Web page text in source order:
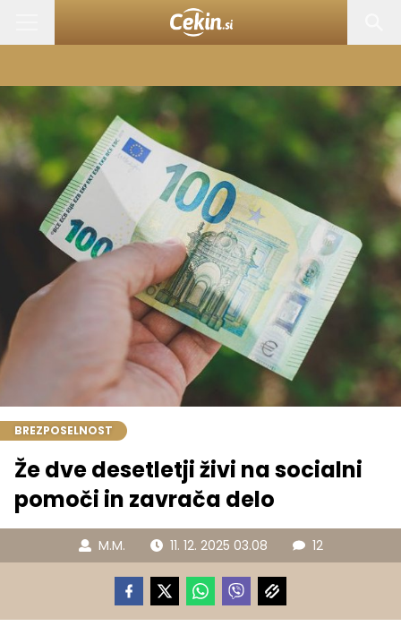
BREZPOSELNOST
Že dve desetletji živi na socialni
pomoči in zavrača delo
M.M. 11. 12. 2025 03.08 12